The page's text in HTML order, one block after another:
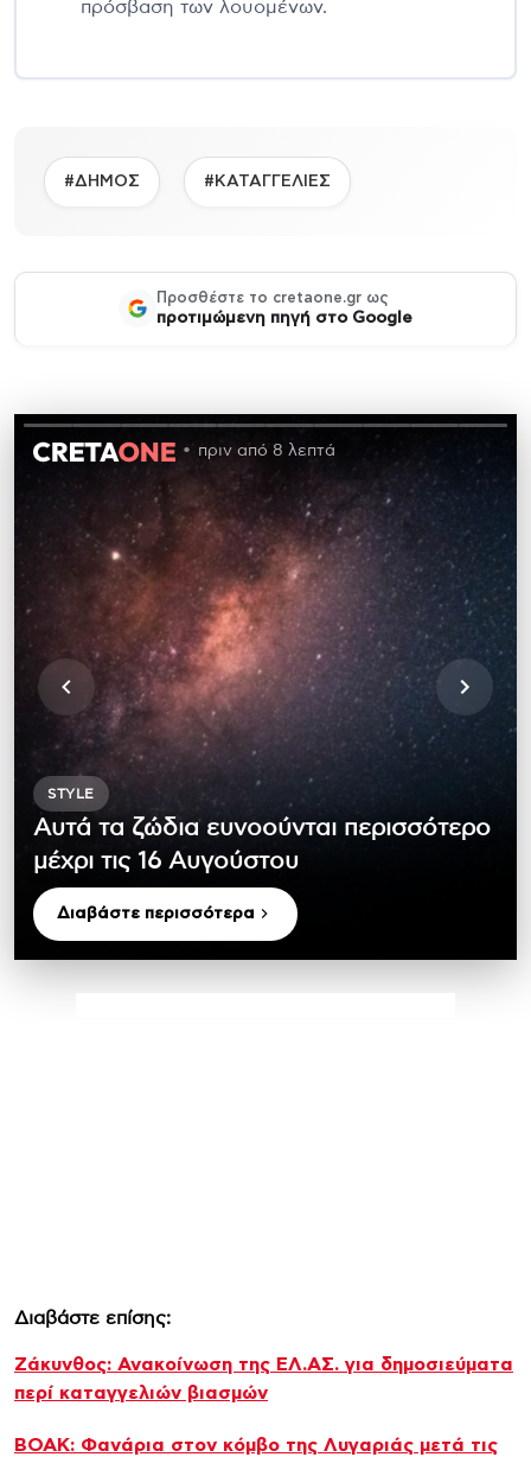
πρόσβαση των λουομένων.
#ΔΗΜΟΣ #ΚΑΤΑΓΓΕΛΙΕΣ
Προσθέστε το cretaone.gr ως
προτιμώμενη πηγή στο Google
πριν από 8 λεπτά
STYLE
Aυτά τα ζώδια ευνοούνται περισσότερο
μέχρι τις 16 Αυγούστου
Διαβάστε περισσότερα
Διαβάστε επίσης:
Ζάκυνθος: Ανακοίνωση της ΕΛ.ΑΣ. για δημοσιεύματα
περί καταγγελιών βιασμών
ΒΟΑΚ: Φανάρια στον κόμβο της Λυγαριάς μετά τις